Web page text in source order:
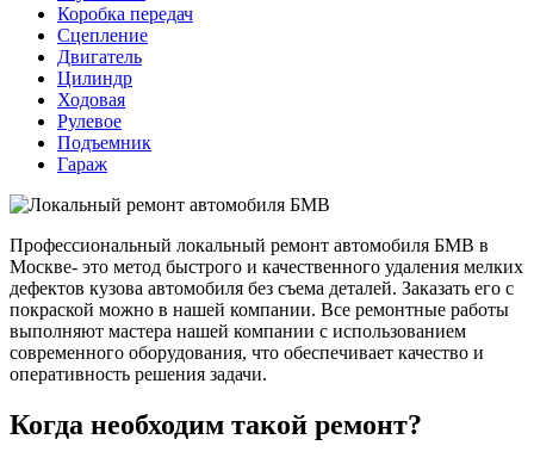
Коробка передач
Сцепление
Двигатель
Цилиндр
Ходовая
Рулевое
Подъемник
Гараж
Профессиональный локальный ремонт автомобиля БМВ в
Москве- это метод быстрого и качественного удаления мелких
дефектов кузова автомобиля без съема деталей. Заказать его с
покраской можно в нашей компании. Все ремонтные работы
выполняют мастера нашей компании с использованием
современного оборудования, что обеспечивает качество и
оперативность решения задачи.
Когда необходим такой ремонт?